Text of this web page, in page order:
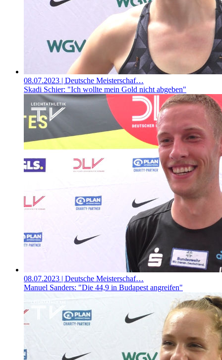
08.07.2023 | Deutsche Meisterschaf…
Skadi Schier: "Ich wollte mein Gold nicht abgeben"
08.07.2023 | Deutsche Meisterschaf…
Manuel Sanders: "Die 44,9 in Budapest angreifen"